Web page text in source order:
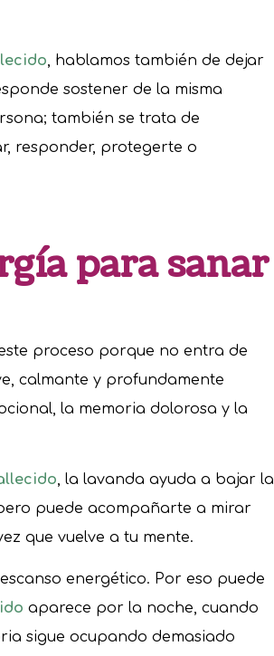
, hablamos también de dejar
sostener de la misma
también se trata de
responder, protegerte o
para sanar
proceso porque no entra de
calmante y profundamente
la memoria dolorosa y la
, la lavanda ayuda a bajar la
puede acompañarte a mirar
que vuelve a tu mente.
energético. Por eso puede
aparece por la noche, cuando
sigue ocupando demasiado